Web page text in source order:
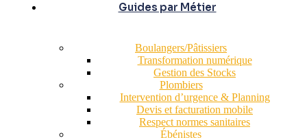
Guides par Métier
Boulangers/Pâtissiers
Transformation numérique
Gestion des Stocks
Plombiers
Intervention d’urgence & Planning
Devis et facturation mobile
Respect normes sanitaires
Ébénistes